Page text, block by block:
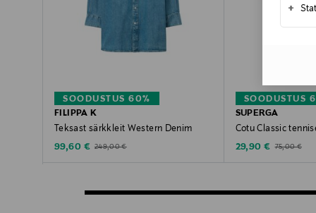
+
SOODUSTUS 60%
FILIPPA K
Teksast särkkleit Western Denim
Discounted Price
99,60 € Original Price
249,00 €
SOODUSTUS
SUPERGA
Cotu Classic
Discounted Price
29,90 € Original Price
75,00 €